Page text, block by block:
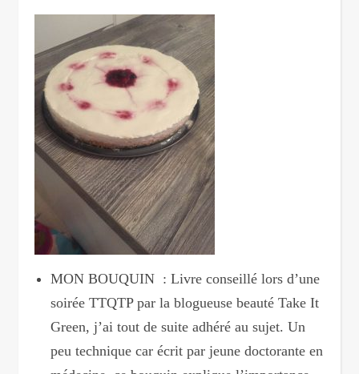
MON BOUQUIN : Livre conseillé lors d’une
soirée TTQTP par la blogueuse beauté Take It
Green, j’ai tout de suite adhéré au sujet. Un
peu technique car écrit par jeune doctorante en